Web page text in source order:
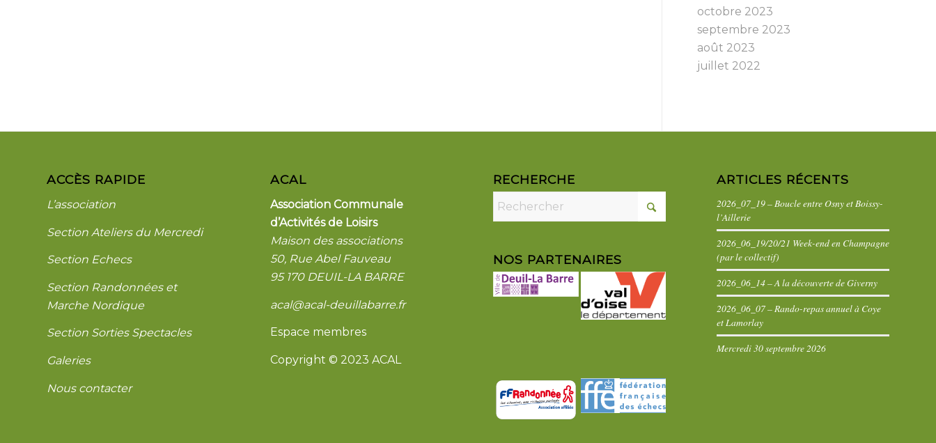
octobre 2023
septembre 2023
août 2023
juillet 2022
ACCÈS RAPIDE
L’association
Section Ateliers du Mercredi
Section Echecs
Section Randonnées et
Marche Nordique
Section Sorties Spectacles
Galeries
Nous contacter
ACAL
Association Communale
d’Activités de Loisirs
Maison des associations
50, Rue Abel Fauveau
95 170 DEUIL-LA BARRE
acal@acal-deuillabarre.fr
Espace membres
Copyright © 2023 ACAL
RECHERCHE
NOS PARTENAIRES
ARTICLES RÉCENTS
2026_07_19 – Boucle entre Osny et Boissy-
l’Aillerie
2026_06_19/20/21 Week-end en Champagne
(par le collectif)
2026_06_14 – A la découverte de Giverny
2026_06_07 – Rando-repas annuel à Coye
et Lamorlay
Mercredi 30 septembre 2026